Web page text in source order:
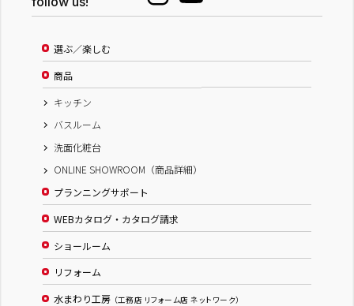
選ぶ／楽しむ
商品
キッチン
バスルーム
洗面化粧台
ONLINE SHOWROOM（商品詳細）
プランニングサポート
WEBカタログ・カタログ請求
ショールーム
リフォーム
水まわり工房 （工務店 リフォーム店 ネットワーク）